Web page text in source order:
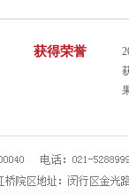
获得荣誉